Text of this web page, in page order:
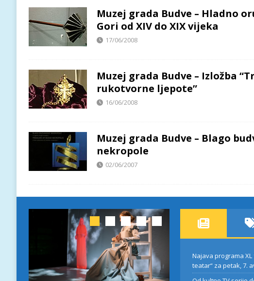
Muzej grada Budve – Hladno
Gori od XIV do XIX vijeka
17/06/2008
Muzej grada Budve – Izložba
rukotvorne ljepote”
16/06/2008
Muzej grada Budve – Blago
nekropole
02/06/2007
Najava programa
teatar“ za petak, 7.